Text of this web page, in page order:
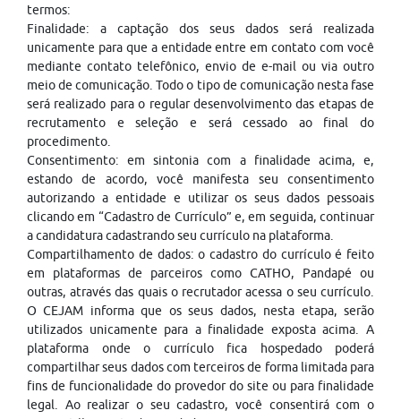
termos:
Finalidade: a captação dos seus dados será realizada
unicamente para que a entidade entre em contato com você
mediante contato telefônico, envio de e-mail ou via outro
meio de comunicação. Todo o tipo de comunicação nesta fase
será realizado para o regular desenvolvimento das etapas de
recrutamento e seleção e será cessado ao final do
procedimento.
Consentimento: em sintonia com a finalidade acima, e,
estando de acordo, você manifesta seu consentimento
autorizando a entidade e utilizar os seus dados pessoais
clicando em “Cadastro de Currículo” e, em seguida, continuar
a candidatura cadastrando seu currículo na plataforma.
Compartilhamento de dados: o cadastro do currículo é feito
em plataformas de parceiros como CATHO, Pandapé ou
outras, através das quais o recrutador acessa o seu currículo.
O CEJAM informa que os seus dados, nesta etapa, serão
utilizados unicamente para a finalidade exposta acima. A
plataforma onde o currículo fica hospedado poderá
compartilhar seus dados com terceiros de forma limitada para
fins de funcionalidade do provedor do site ou para finalidade
legal. Ao realizar o seu cadastro, você consentirá com o